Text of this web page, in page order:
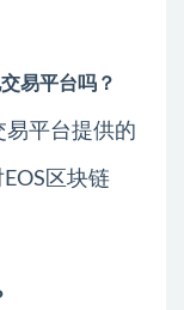
易平台吗？
平台提供的
区块链